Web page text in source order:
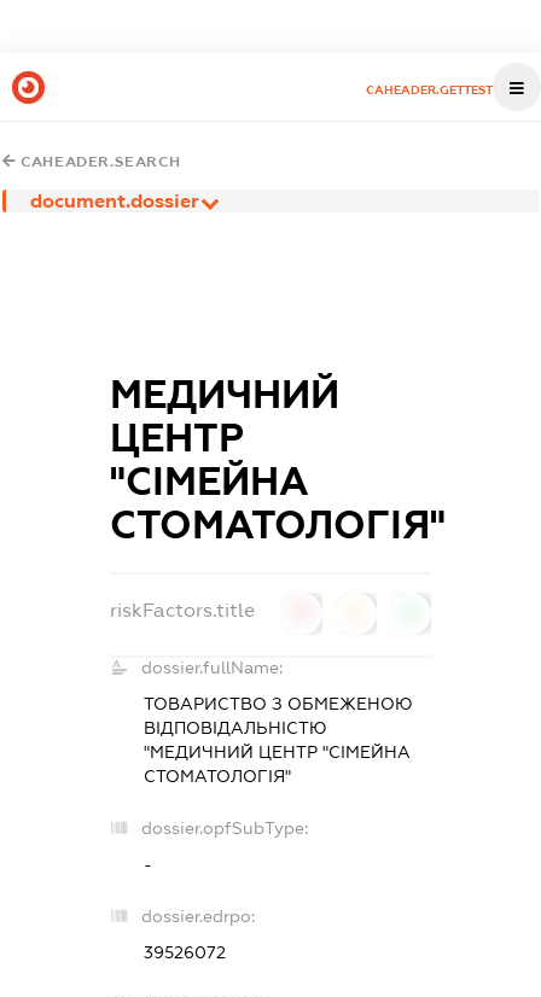
CAHEADER.GETTEST
CAHEADER.SEARCH
document.dossier
МЕДИЧНИЙ
ЦЕНТР
"СІМЕЙНА
СТОМАТОЛОГІЯ"
riskFactors.title
dossier.fullName:
ТОВАРИСТВО З ОБМЕЖЕНОЮ
ВІДПОВІДАЛЬНІСТЮ
"МЕДИЧНИЙ ЦЕНТР "СІМЕЙНА
СТОМАТОЛОГІЯ"
dossier.opfSubType:
-
dossier.edrpo:
39526072